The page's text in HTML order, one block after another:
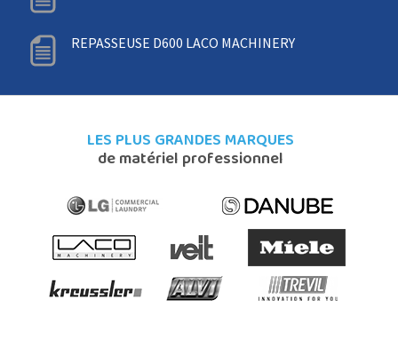
REPASSEUSE D600 LACO MACHINERY
LES PLUS GRANDES MARQUES
de matériel professionnel